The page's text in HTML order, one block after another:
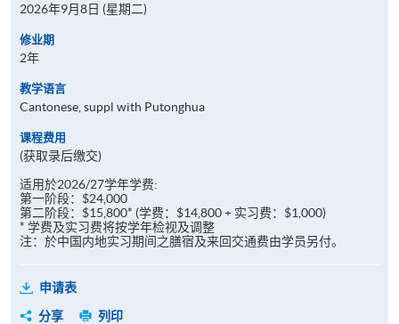
2026年9月8日 (星期二)
修业期
2年
教学语言
Cantonese, suppl with Putonghua
课程费用
(获取录后缴交)
适用於2026/27学年学费:
第一阶段：$24,000
第二阶段：$15,800* (学费：$14,800 + 实习费：$1,000)
* 学费及实习费将按学年检视及调整
注：於中国内地实习期间之膳宿及来回交通费由学员另付。
申请表
分享
列印